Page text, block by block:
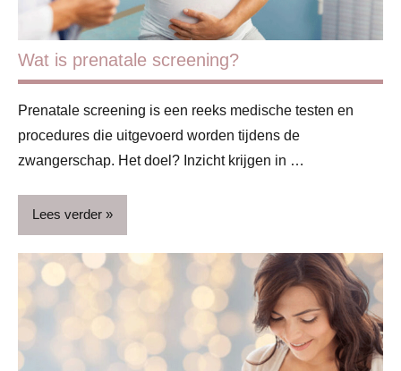
Wat is prenatale screening?
Prenatale screening is een reeks medische testen en
procedures die uitgevoerd worden tijdens de
zwangerschap. Het doel? Inzicht krijgen in …
Lees verder
Begeleiding
&
Blog